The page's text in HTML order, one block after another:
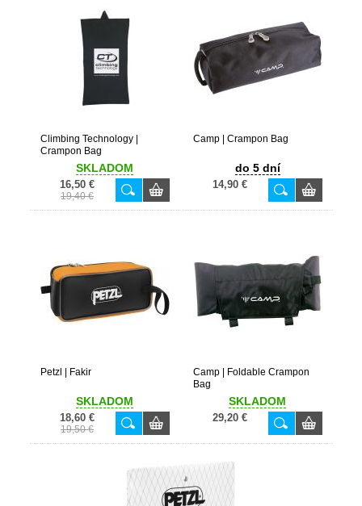
Climbing Technology |
Crampon Bag
SKLADOM
16,50 €
19,40 €
Camp | Crampon Bag
do 5 dní
14,90 €
Petzl | Fakir
SKLADOM
18,60 €
19,50 €
Camp | Foldable Crampon
Bag
SKLADOM
29,20 €